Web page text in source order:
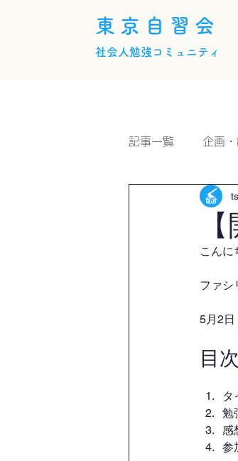
東京自習会
社会人勉強コミュニティ
記事一覧 企画
こんに
ファシ
5月2日
目次
タ
勉
感
参